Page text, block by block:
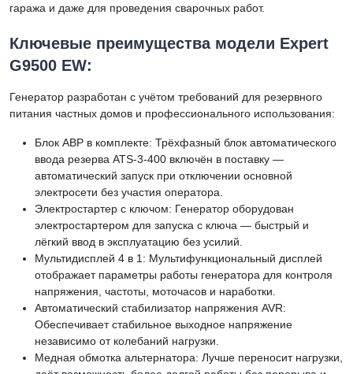
гаража и даже для проведения сварочных работ.
Ключевые преимущества модели Expert
G9500 EW:
Генератор разработан с учётом требований для резервного
питания частных домов и профессионального использования:
Блок АВР в комплекте: Трёхфазный блок автоматического
ввода резерва ATS-3-400 включён в поставку —
автоматический запуск при отключении основной
электросети без участия оператора.
Электростартер с ключом: Генератор оборудован
электростартером для запуска с ключа — быстрый и
лёгкий ввод в эксплуатацию без усилий.
Мультидисплей 4 в 1: Мультифункциональный дисплей
отображает параметры работы генератора для контроля
напряжения, частоты, моточасов и наработки.
Автоматический стабилизатор напряжения AVR:
Обеспечивает стабильное выходное напряжение
независимо от колебаний нагрузки.
Медная обмотка альтернатора: Лучше переносит нагрузки,